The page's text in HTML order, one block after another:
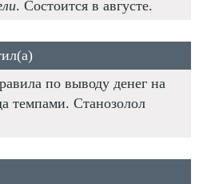
. Состоится в августе.
по выводу денег на
темпами. Станозолол